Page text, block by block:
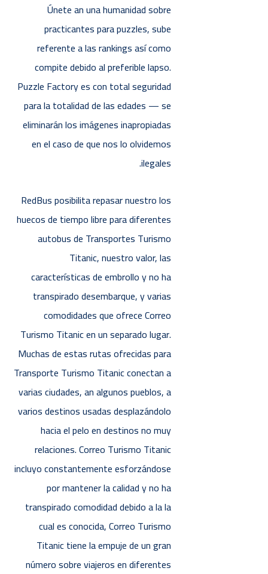
Únete an una humanidad sobre
practicantes para puzzles, sube
referente a las rankings así­ como
compite debido al preferible lapso.
Puzzle Factory es con total seguridad
para la totalidad de las edades — se
eliminarán los imágenes inapropiadas
en el caso de que nos lo olvidemos
ilegales.
RedBus posibilita repasar nuestro los
huecos de tiempo libre para diferentes
autobus de Transportes Turismo
Titanic, nuestro valor, las
características de embrollo y no ha
transpirado desembarque, y varias
comodidades que ofrece Correo
Turismo Titanic en un separado lugar.
Muchas de estas rutas ofrecidas para
Transporte Turismo Titanic conectan a
varias ciudades, an algunos pueblos, a
varios destinos usadas desplazándolo
hacia el pelo en destinos no muy
relaciones. Correo Turismo Titanic
incluyo constantemente esforzándose
por mantener la calidad y no ha
transpirado comodidad debido a la la
cual es conocida, Correo Turismo
Titanic tiene la empuje de un gran
número sobre viajeros en diferentes